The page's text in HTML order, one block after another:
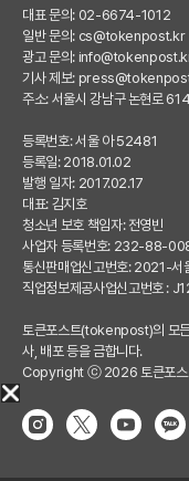
대표 문의: 02-6674-1012
일반 문의: cs@tokenpost.kr
광고 문의:
기사 제보:
주소: 서울시 강남구 논현로
등록번호: 서울 아 52481
등록일: 2018.01.02
발행 일자: 2017.02.17
대표: 김지호
청소년 보호 책임자: 전영빈
사업자 등록번호: 232-88-
통신판매업신고번호: 2021-
직업정보제공사업신고번호
토큰포스트(tokenpost)의 모든
사, 배포 등을 금합니다.
Copyright ⓒ 2026 토큰포